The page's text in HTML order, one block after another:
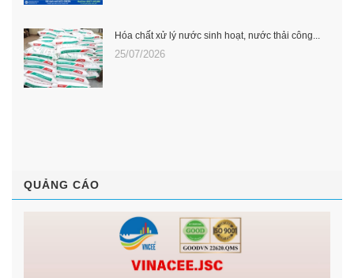
Hóa chất xử lý nước sinh hoạt, nước thải công...
25/07/2026
QUẢNG CÁO